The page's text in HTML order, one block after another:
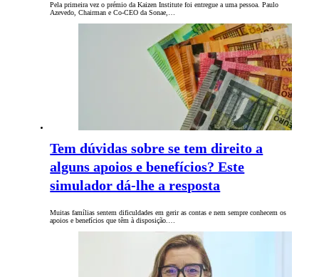
Pela primeira vez o prémio da Kaizen Institute foi entregue a uma pessoa. Paulo
Azevedo, Chairman e Co-CEO da Sonae,…
Tem dúvidas sobre se tem direito a
alguns apoios e benefícios? Este
simulador dá-lhe a resposta
Muitas famílias sentem dificuldades em gerir as contas e nem sempre conhecem os
apoios e benefícios que têm à disposição.…